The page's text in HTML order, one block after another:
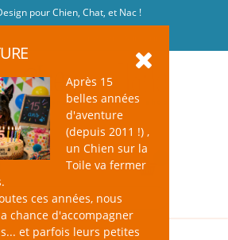
pour Chien, Chat, et Nac !
Après 15
belles années
d'aventure
(depuis 2011 !) ,
un Chien sur la
Toile va fermer
ces années, nous
chance d'accompagner
et parfois leurs petites